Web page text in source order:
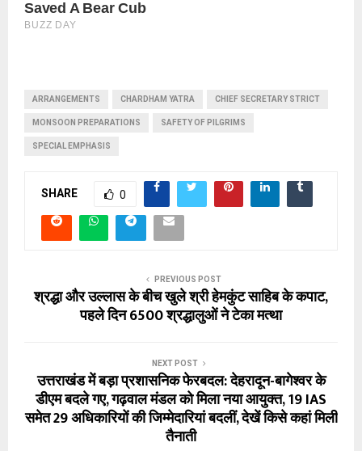
ARRANGEMENTS CHARDHAM YATRA CHIEF SECRETARY STRICT
MONSOON PREPARATIONS SAFETY OF PILGRIMS
SPECIAL EMPHASIS
SHARE 0
PREVIOUS POST
श्रद्धा और उल्लास के बीच खुले श्री हेमकुंट साहिब के कपाट,
पहले दिन 6500 श्रद्धालुओं ने टेका मत्था
NEXT POST
उत्तराखंड में बड़ा प्रशासनिक फेरबदल: देहरादून-बागेश्वर के
डीएम बदले गए, गढ़वाल मंडल को मिला नया आयुक्त, 19 IAS
समेत 29 अधिकारियों की जिम्मेदारियां बदलीं, देखें किसे कहां मिली
तैनाती